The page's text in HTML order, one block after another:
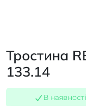
Тростина
133.14
В наявності